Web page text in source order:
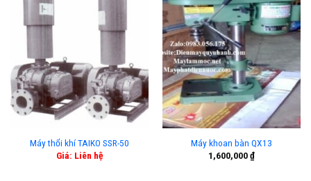
Máy thổi khí TAIKO SSR-50
Giá: Liên hệ
Máy khoan bàn QX13
1,600,000₫